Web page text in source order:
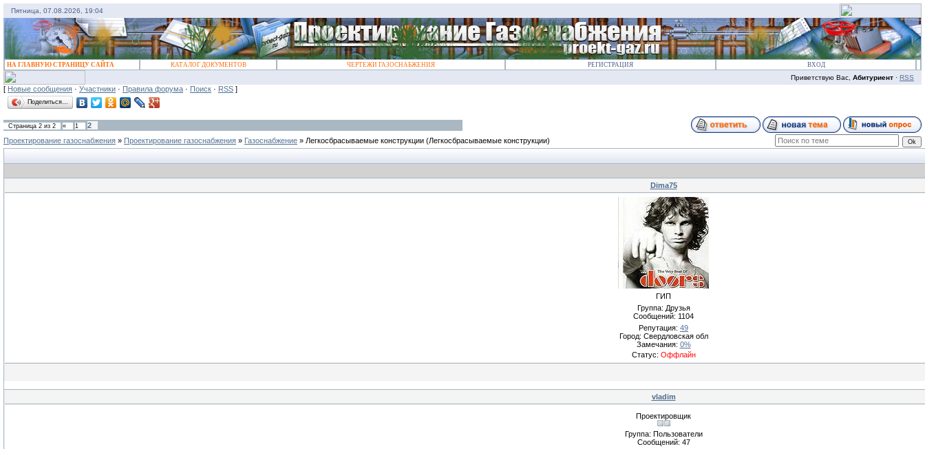
Пятница, 07.08.2026, 19:04
НА ГЛАВНУЮ СТРАНИЦУ САЙТА КАТАЛОГ ДОКУМЕНТОВ ЧЕРТЕЖИ ГАЗОСНАБЖЕНИЯ РЕГИСТРАЦИЯ ВХОД
Приветствую Вас, Абитуриент · RSS
[ Новые сообщения · Участники · Правила форума · Поиск · RSS ]
Поделиться…
Страница 2 из 2 « 1
2
Проектирование газоснабжения » Проектирование газоснабжения » Газоснабжение » Легкосбрасываемые конструкции (Легкосбрасываемые конструкции)
Dima75
ГИП
Группа: Друзья
Сообщений: 1104
Репутация: 49
Город: Свердловская обл
Замечания: 0%
Статус: Оффлайн
vladim
Проектировщик
Группа: Пользователи
Сообщений: 47